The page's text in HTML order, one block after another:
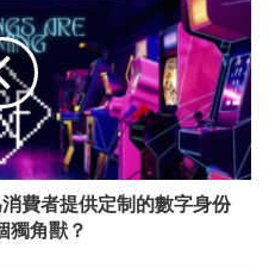
費者提供定制的數字身份
角獸？